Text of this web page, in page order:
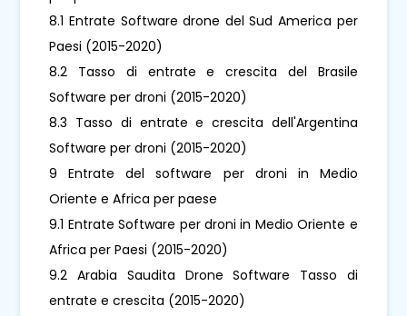
8.1 Entrate Software drone del Sud America per
Paesi (2015-2020)
8.2 Tasso di entrate e crescita del Brasile
Software per droni (2015-2020)
8.3 Tasso di entrate e crescita dell'Argentina
Software per droni (2015-2020)
9 Entrate del software per droni in Medio
Oriente e Africa per paese
9.1 Entrate Software per droni in Medio Oriente e
Africa per Paesi (2015-2020)
9.2 Arabia Saudita Drone Software Tasso di
entrate e crescita (2015-2020)